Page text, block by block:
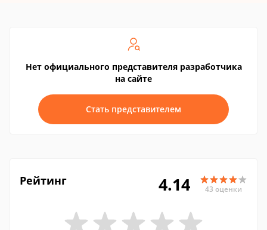
Нет официального представителя разработчика
на сайте
Стать представителем
Рейтинг 4.14 43 оценки